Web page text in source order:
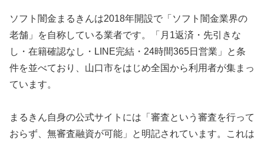
ソフト闇金まるきんは2018年開設で「ソフト闇金業界の
老舗」を自称している業者です。「月1返済・先引きな
し・在籍確認なし・LINE完結・24時間365日営業」と条
件を並べており、山口市をはじめ全国から利用者が集まっ
ています。
まるきん自身の公式サイトには「審査という審査を行って
おらず、無審査融資が可能」と明記されています。これは